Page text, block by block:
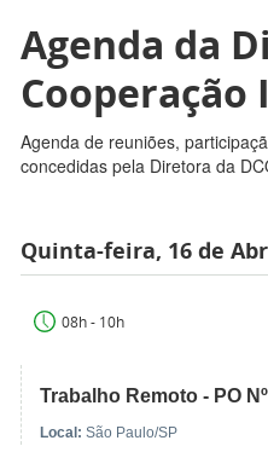
Agenda da
Agenda de reuniões,
concedidas pela Diretora da
Quinta-feira, 16 de
08h - 10h
Trabalho Remoto - PO
Local: São Paulo/SP